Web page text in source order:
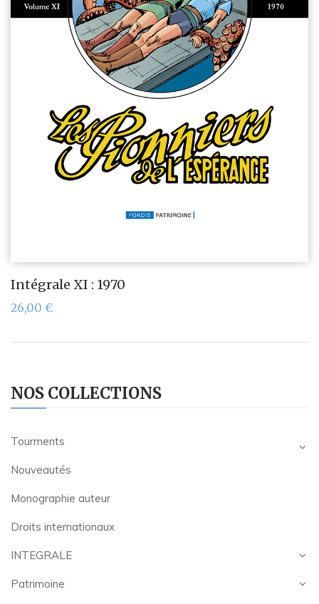
NOS COLLECTIONS
Tourments
Nouveautés
Monographie auteur
Droits internationaux
INTEGRALE
Patrimoine
Intégrale XI : 1970
26,00 €